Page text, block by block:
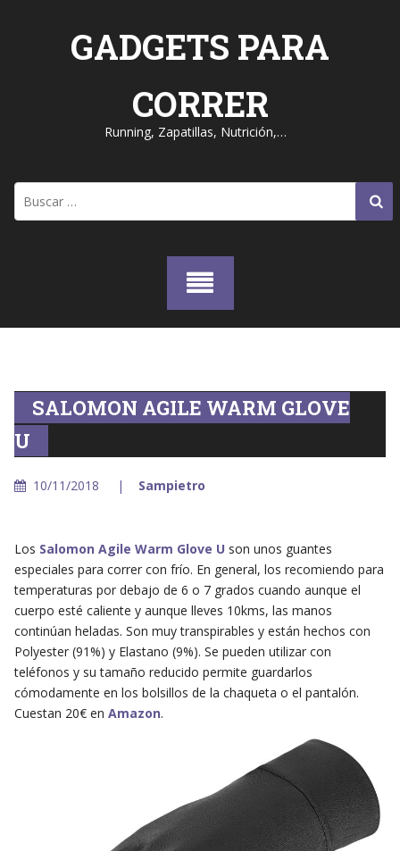
GADGETS PARA
CORRER
Running, Zapatillas, Nutrición,…
SALOMON AGILE WARM GLOVE
U
10/11/2018 Sampietro
Los Salomon Agile Warm Glove U son unos guantes
especiales para correr con frío. En general, los recomiendo para
temperaturas por debajo de 6 o 7 grados cuando aunque el
cuerpo esté caliente y aunque lleves 10kms, las manos
continúan heladas. Son muy transpirables y están hechos con
Polyester (91%) y Elastano (9%). Se pueden utilizar con
teléfonos y su tamaño reducido permite guardarlos
cómodamente en los bolsillos de la chaqueta o el pantalón.
Cuestan 20€ en Amazon.